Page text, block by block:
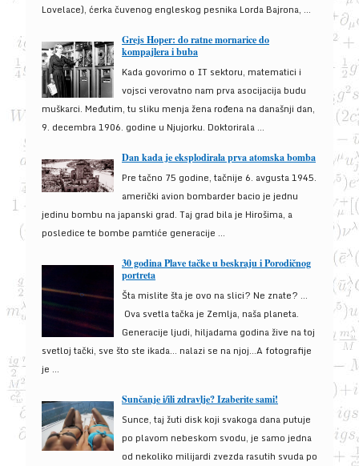
Lovelace), ćerka čuvenog engleskog pesnika Lorda Bajrona, ...
Grejs Hoper: do ratne mornarice do
kompajlera i buba
Kada govorimo o IT sektoru, matematici i
vojsci verovatno nam prva asocijacija budu
muškarci. Međutim, tu sliku menja žena rođena na današnji dan,
9. decembra 1906. godine u Njujorku. Doktorirala ...
Dan kada je eksplodirala prva atomska bomba
Pre tačno 75 godine, tačnije 6. avgusta 1945.
američki avion bombarder bacio je jednu
jedinu bombu na japanski grad. Taj grad bila je Hirošima, a
posledice te bombe pamtiće generacije ...
30 godina Plave tačke u beskraju i Porodičnog
portreta
Šta mislite šta je ovo na slici? Ne znate? …
Ova svetla tačka je Zemlja, naša planeta.
Generacije ljudi, hiljadama godina žive na toj
svetloj tački, sve što ste ikada… nalazi se na njoj…A fotografije
je ...
Sunčanje i/ili zdravlje? Izaberite sami!
Sunce, taj žuti disk koji svakoga dana putuje
po plavom nebeskom svodu, je samo jedna
od nekoliko milijardi zvezda rasutih svuda po